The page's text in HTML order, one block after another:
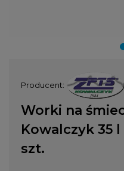
Producent:
Worki na
Kowalczyk 35
szt.